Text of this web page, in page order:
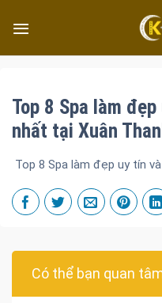
Top 8 Spa làm
nhất tại Xuân
Top 8 Spa làm đẹp uy tín
Có thể bạn quan